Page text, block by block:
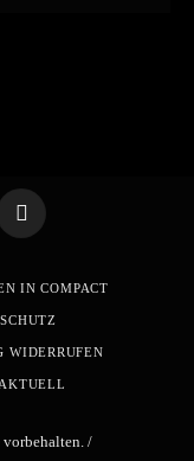
YouTube
IN COMPACT
WIDERRUFEN
AKTUELL
/